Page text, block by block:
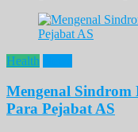
Health
Mengenal Sindrom
Para Pejabat AS